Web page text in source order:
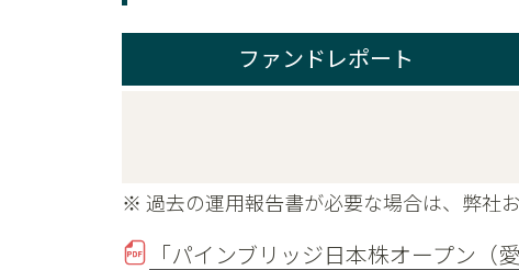
ファンドレポート
※ 過去の運用報告書が必要な場合は、弊社
「パインブリッジ日本株オープン